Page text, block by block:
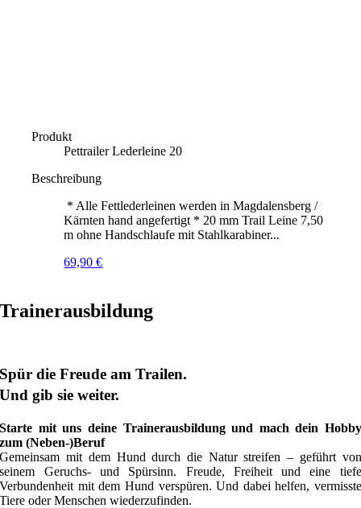
Produkt
Pettrailer Lederleine 20
Beschreibung
* Alle Fettlederleinen werden in Magdalensberg /
Kärnten hand angefertigt * 20 mm Trail Leine 7,50
m ohne Handschlaufe mit Stahlkarabiner...
69,90€
Trainerausbildung
Spür die Freude am Trailen.
Und gib sie weiter.
Starte mit uns deine Trainerausbildung und mach dein Hobby
zum (Neben-)Beruf
Gemeinsam mit dem Hund durch die Natur streifen – geführt von
seinem Geruchs- und Spürsinn. Freude, Freiheit und eine tiefe
Verbundenheit mit dem Hund verspüren. Und dabei helfen, vermisste
Tiere oder Menschen wiederzufinden.